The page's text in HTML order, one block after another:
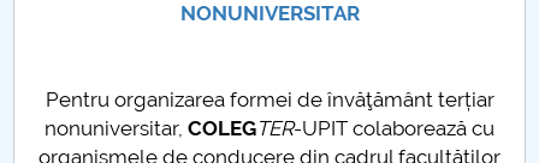
Senate
NONUNIVERSITAR
Pentru organizarea formei de învăţământ terțiar
nonuniversitar, COLEGTER-UPIT colaborează cu
organismele de conducere din cadrul facultăţilor